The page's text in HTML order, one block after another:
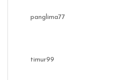
panglima77
timur99